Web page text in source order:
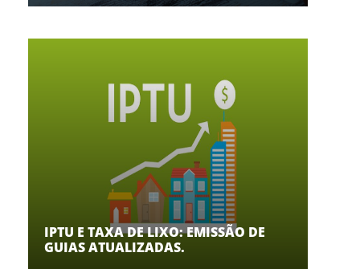
IPTU E TAXA DE LIXO: EMISSÃO DE
GUIAS ATUALIZADAS.